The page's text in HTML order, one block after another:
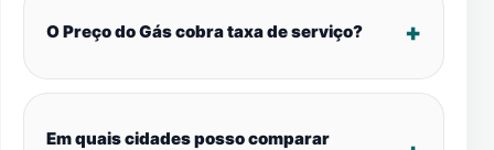
O Preço do Gás cobra taxa de serviço?
Em quais cidades posso comparar